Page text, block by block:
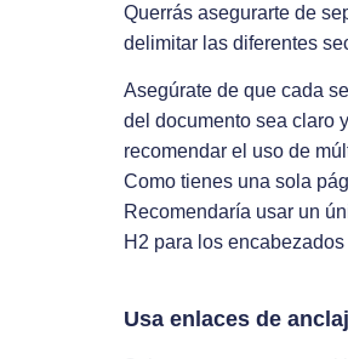
Querrás asegurarte de
delimitar las diferentes
Asegúrate de que cada
del documento sea claro
recomendar el uso de
Como tienes una sola
Recomendaría usar un
H2 para los
Usa enlaces de